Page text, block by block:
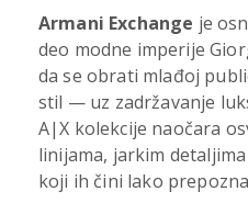
Armani Exchange je
deo modne imperije
da se obrati mlađoj
stil — uz zadržavanje
A|X kolekcije naočara
linijama, jarkim
koji ih čini lako